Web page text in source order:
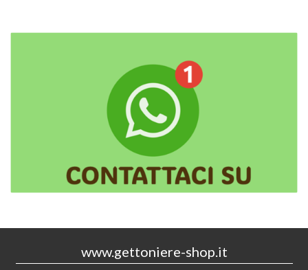
www.gettoniere-shop.it